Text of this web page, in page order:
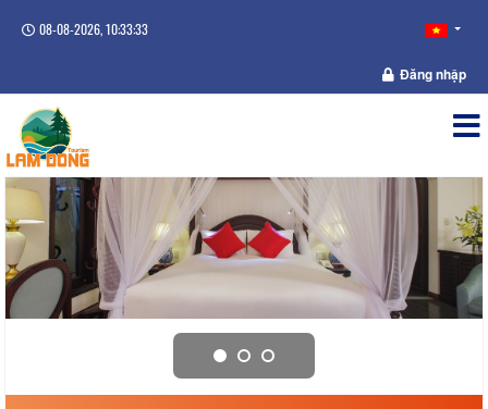
08-08-2026, 10:33:33
Đăng nhập